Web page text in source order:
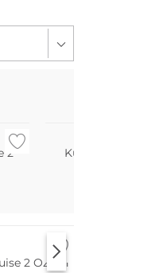
2
Küchenschere
2 Ozean